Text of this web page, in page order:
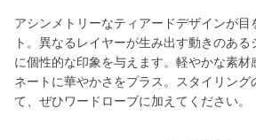
アシンメトリーなティアードデザインが目
ト。異なるレイヤーが生み出す動きのある
に個性的な印象を与えます。軽やかな素材
ネートに華やかさをプラス。スタイリング
て、ぜひワードローブに加えてください。